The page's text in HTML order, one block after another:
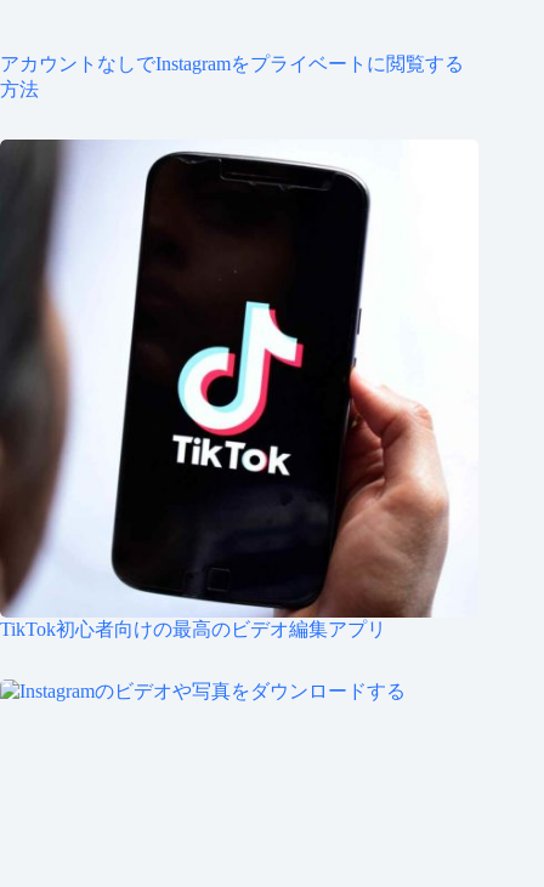
アカウントなしでInstagramをプライベートに閲覧する
方法
TikTok初心者向けの最高のビデオ編集アプリ